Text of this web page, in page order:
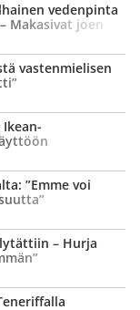
vedenpinta
Makasivat joen
vastenmielisen
”Emme voi
– Hurja